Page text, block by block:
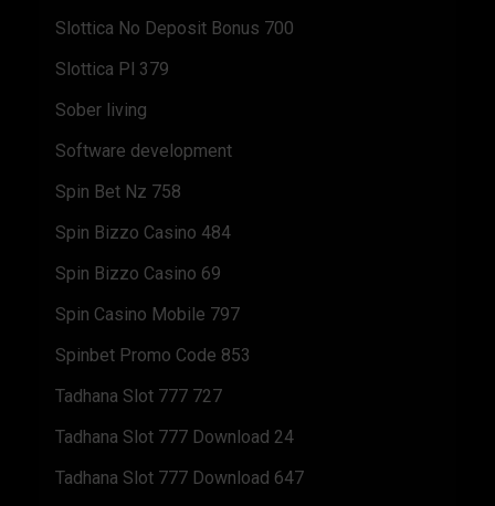
Slottica No Deposit Bonus 700
Slottica Pl 379
Sober living
Software development
Spin Bet Nz 758
Spin Bizzo Casino 484
Spin Bizzo Casino 69
Spin Casino Mobile 797
Spinbet Promo Code 853
Tadhana Slot 777 727
Tadhana Slot 777 Download 24
Tadhana Slot 777 Download 647